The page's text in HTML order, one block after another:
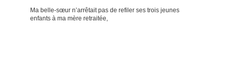
Ma belle-sœur n’arrêtait pas de refiler ses trois jeunes
enfants à ma mère retraitée,